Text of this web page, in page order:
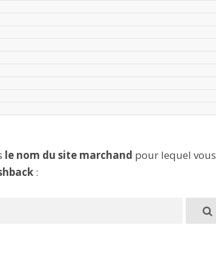
le nom du site marchand pour lequel vous
: